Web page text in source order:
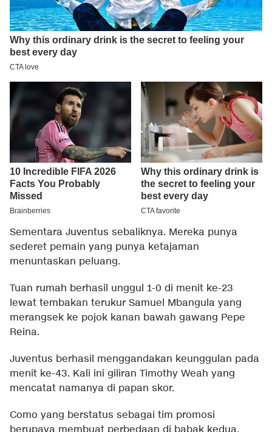
Sementara Juventus sebaliknya. Mereka punya
sederet pemain yang punya ketajaman
menuntaskan peluang.
Tuan rumah berhasil unggul 1-0 di menit ke-23
lewat tembakan terukur Samuel Mbangula yang
merangsek ke pojok kanan bawah gawang Pepe
Reina.
Juventus berhasil menggandakan keunggulan pada
menit ke-43. Kali ini giliran Timothy Weah yang
mencatat namanya di papan skor.
Como yang berstatus sebagai tim promosi